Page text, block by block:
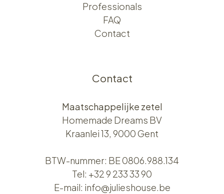
Professionals
FAQ
Contact
Contact
Maatschappelijke zetel
Homemade Dreams BV
Kraanlei 13, 9000 Gent
BTW-nummer: BE 0806.988.134
Tel: +32 9 233 33 90
E-mail: info@julieshouse.be